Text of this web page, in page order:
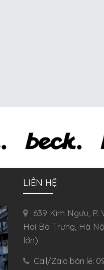
LIÊN HỆ
639 Kim Ngưu, P.
Hai Bà Trưng, Hà
lớn)
Call/Zalo bán lẻ: